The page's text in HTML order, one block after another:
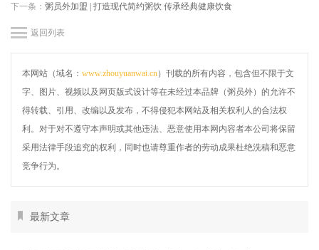
下一条： 粥员外加盟 | 打造现代简约粥饮 传承经典健康饮食
返回列表
本网站（域名： www.zhouyuanwai.cn）刊载的所有内容，包含但不限于文
字、图片、视频以及网页版式设计等在未经过本品牌（粥员外）的允许不
得转载、引用、改编以及发布，不得侵犯本网站及相关权利人的合法权
利。对于对不遵守本声明或其他违法、恶意使用本网内容者本公司将保留
采用法律手段追究的权利，同时也请尊重作者的劳动成果杜绝洗稿和恶意
竞争行为。
最新文章